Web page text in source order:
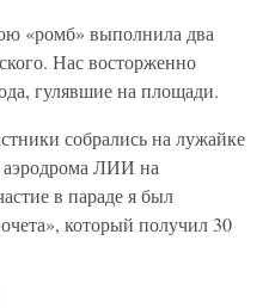
«ромб» выполнила два
Нас восторженно
гулявшие на площади.
собрались на лужайке
ЛИИ на
в параде я был
который получил 30